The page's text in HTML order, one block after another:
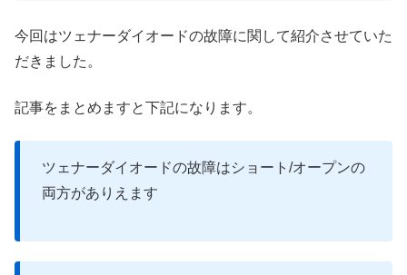
今回はツェナーダイオードの故障に関して紹介させていた
だきました。
記事をまとめますと下記になります。
ツェナーダイオードの故障はショート/オープンの
両方がありえます